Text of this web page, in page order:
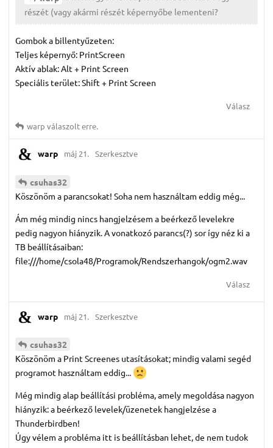
részét (vagy akármi részét képernyőbe lementeni?
Gombok a billentyűzeten:
Teljes képernyő: PrintScreen
Aktív ablak: Alt + Print Screen
Speciális terület: Shift + Print Screen
Válasz
warp válaszolt erre.
warp máj 21. Szerkesztve
csuhas32
Köszönöm a parancsokat! Soha nem használtam eddig még...
Ám még mindig nincs hangjelzésem a beérkező levelekre
pedig nagyon hiányzik. A vonatkozó parancs(?) sor így néz ki a
TB beállításaiban:
file:///home/csola48/Programok/Rendszerhangok/ogm2.wav
Válasz
warp máj 21. Szerkesztve
csuhas32
Köszönöm a Print Screenes utasításokat; mindig valami segéd
programot használtam eddig...
Még mindig alap beállítási probléma, amely megoldása nagyon
hiányzik: a beérkező levelek/üzenetek hangjelzése a
Thunderbirdben!
Úgy vélem a probléma itt is beállításban lehet, de nem tudok